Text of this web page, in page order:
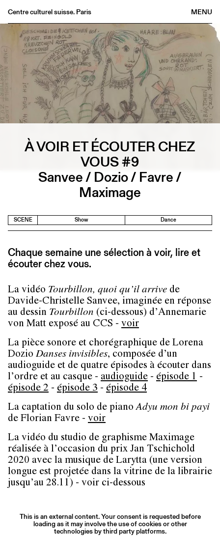
MENU
Centre culturel suisse. Paris
Agenda
Bookshop
Buvette
Archives
Medias
Publications
About
EN
À VOIR ET ÉCOUTER CHEZ
VOUS #9
Sanvee / Dozio / Favre /
Maximage
SCENE Show Dance
Chaque semaine une sélection à voir, lire et
écouter chez vous.
La vidéo Tourbillon, quoi qu’il arrive de
Davide-Christelle Sanvee, imaginée en réponse
au dessin Tourbillon (ci-dessous) d’Annemarie
von Matt exposé au CCS - voir
La pièce sonore et chorégraphique de Lorena
Dozio Danses invisibles, composée d’un
audioguide et de quatre épisodes à écouter dans
l’ordre et au casque - audioguide - épisode 1 -
épisode 2 - épisode 3 - épisode 4
La captation du solo de pianoAdyu mon bi payi
de Florian Favre - voir
La vidéo du studio de graphisme Maximage
réalisée à l’occasion du prix Jan Tschichold
2020 avec la musique de Larytta (une version
longue est projetée dans la vitrine de la librairie
jusqu’au 28.11) - voir ci-dessous
This is an external content. Your consent is requested before
loading as it may involve the use of cookies or other
technologies by third party platforms.